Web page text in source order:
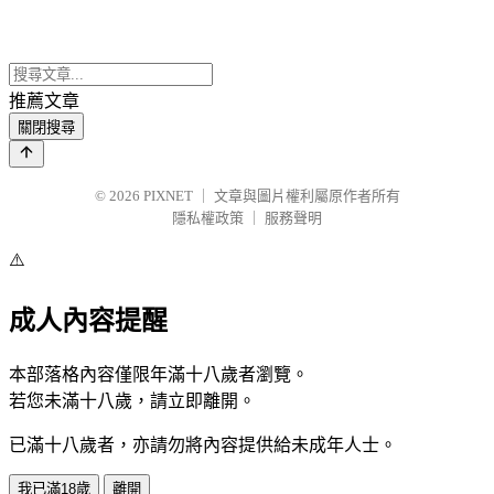
推薦文章
關閉搜尋
© 2026 PIXNET
文章與圖片權利屬原作者所有
隱私權政策
服務聲明
⚠️
成人內容提醒
本部落格內容僅限年滿十八歲者瀏覽。
若您未滿十八歲，請立即離開。
已滿十八歲者，亦請勿將內容提供給未成年人士。
我已滿18歲 離開